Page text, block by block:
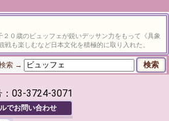
０歳のビュッフェが鋭いデッサン力をもって《具象
も楽しむなど日本文化を積極的に取り入れた。
索 →
でお問い合わせ